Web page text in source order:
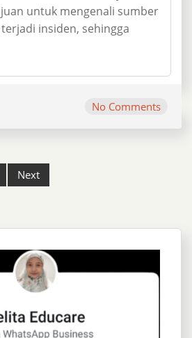
untuk mengenali sumber
insiden, sehingga
No Comments
Next